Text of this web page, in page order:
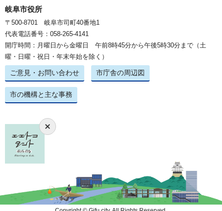
岐阜市役所
〒500-8701 岐阜市司町40番地1
代表電話番号：058-265-4141
開庁時間：月曜日から金曜日 午前8時45分から午後5時30分まで（土
曜・日曜・祝日・年末年始を除く）
ご意見・お問い合わせ 市庁舎の周辺図
市の機構と主な事務